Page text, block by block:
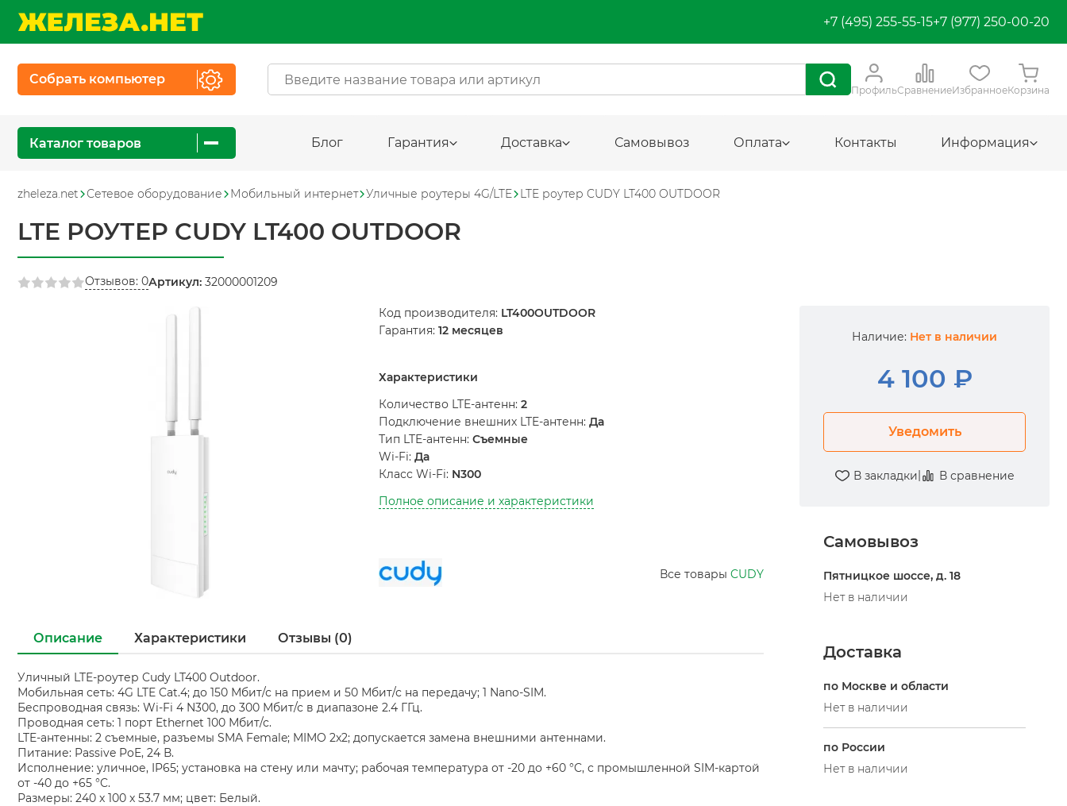
+7 (495) 255-55-15+7 (977) 250-00-20
Собрать компьютер
ПрофильСравнениеИзбранноеКорзина
Каталог товаров Блог Гарантия Доставка Самовывоз Оплата Контакты Информация
zheleza.net Сетевое оборудование Мобильный интернет Уличные роутеры 4G/LTE LTE роутер CUDY LT400 OUTDOOR
LTE РОУТЕР CUDY LT400 OUTDOOR
Отзывов: 0Артикул: 32000001209
Код производителя: LT400OUTDOOR
Гарантия: 12 месяцев
Характеристики
Количество LTE-антенн: 2
Подключение внешних LTE-антенн: Да
Тип LTE-антенн: Съемные
Wi-Fi: Да
Класс Wi-Fi: N300
Полное описание и характеристики
Все товары CUDY
Наличие: Нет в наличии
4 100 ₽
Уведомить
В закладки| В сравнение
Самовывоз
Пятницкое шоссе, д. 18
Нет в наличии
Доставка
по Москве и области
Нет в наличии
по России
Нет в наличии
Описание Характеристики Отзывы (0)
Уличный LTE-роутер Cudy LT400 Outdoor.
Мобильная сеть: 4G LTE Cat.4; до 150 Мбит/с на прием и 50 Мбит/с на передачу; 1 Nano-SIM.
Беспроводная связь: Wi-Fi 4 N300, до 300 Мбит/с в диапазоне 2.4 ГГц.
Проводная сеть: 1 порт Ethernet 100 Мбит/с.
LTE-антенны: 2 съемные, разъемы SMA Female; MIMO 2x2; допускается замена внешними антеннами.
Питание: Passive PoE, 24 В.
Исполнение: уличное, IP65; установка на стену или мачту; рабочая температура от -20 до +60 °C, с промышленной SIM-картой
от -40 до +65 °C.
Размеры: 240 x 100 x 53.7 мм; цвет: Белый.